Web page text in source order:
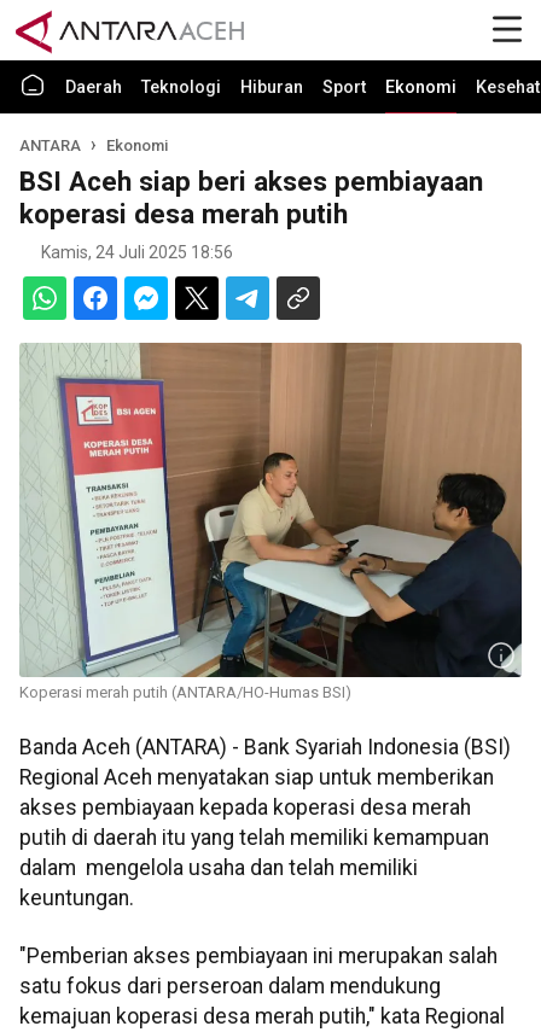
Daerah Teknologi Hiburan Sport Ekonomi
ANTARA Ekonomi
BSI Aceh siap beri akses pembiayaan
koperasi desa merah putih
Kamis, 24 Juli 2025 18:56
Koperasi merah putih (ANTARA/HO-Humas BSI)
Banda Aceh (ANTARA) - Bank Syariah Indonesia (BSI)
Regional Aceh menyatakan siap untuk memberikan
akses pembiayaan kepada koperasi desa merah
putih di daerah itu yang telah memiliki kemampuan
dalam mengelola usaha dan telah memiliki
keuntungan.
"Pemberian akses pembiayaan ini merupakan salah
satu fokus dari perseroan dalam mendukung
kemajuan koperasi desa merah putih," kata Regional